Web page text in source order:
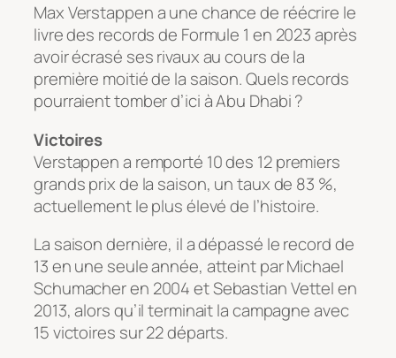
Max Verstappen a une chance de réécrire le
livre des records de Formule 1 en 2023 après
avoir écrasé ses rivaux au cours de la
première moitié de la saison. Quels records
pourraient tomber d’ici à Abu Dhabi ?
Victoires
Verstappen a remporté 10 des 12 premiers
grands prix de la saison, un taux de 83 %,
actuellement le plus élevé de l’histoire.
La saison dernière, il a dépassé le record de
13 en une seule année, atteint par Michael
Schumacher en 2004 et Sebastian Vettel en
2013, alors qu’il terminait la campagne avec
15 victoires sur 22 départs.